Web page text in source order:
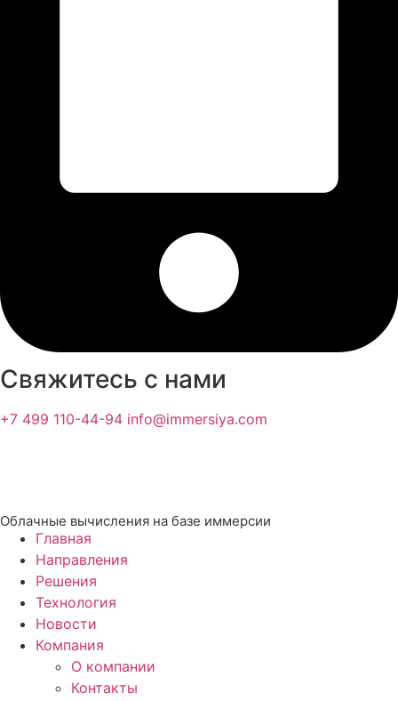
Свяжитесь с нами
+7 499 110-44-94 info@immersiya.com
Облачные вычисления на базе иммерсии
Главная
Направления
Решения
Технология
Новости
Компания
О компании
Контакты